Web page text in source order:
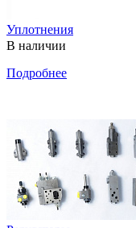
Уплотнения
В наличии
Подробнее